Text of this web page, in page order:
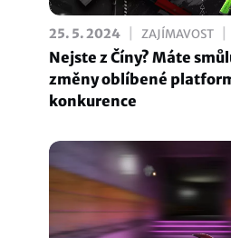
25. 5. 2024 ZAJÍMAVOST
Nejste z Číny? Máte
změny oblíbené
konkurence